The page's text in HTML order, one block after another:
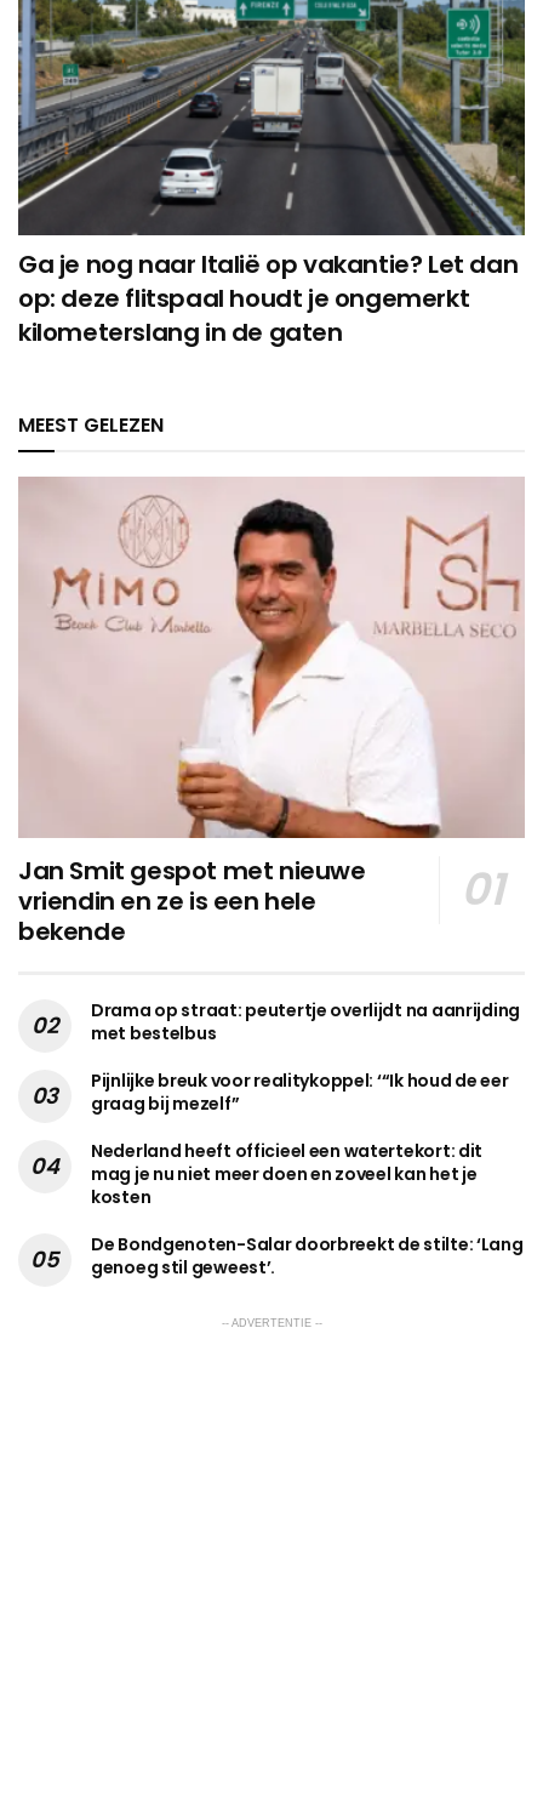
Ga je nog naar Italië op vakantie? Let dan
op: deze flitspaal houdt je ongemerkt
kilometerslang in de gaten
MEEST GELEZEN
Jan Smit gespot met nieuwe
vriendin en ze is een hele
bekende
Drama op straat: peutertje overlijdt na aanrijding
met bestelbus
Pijnlijke breuk voor realitykoppel: ‘“Ik houd de eer
graag bij mezelf”
Nederland heeft officieel een watertekort: dit
mag je nu niet meer doen en zoveel kan het je
kosten
De Bondgenoten-Salar doorbreekt de stilte: ‘Lang
genoeg stil geweest’.
-- ADVERTENTIE --